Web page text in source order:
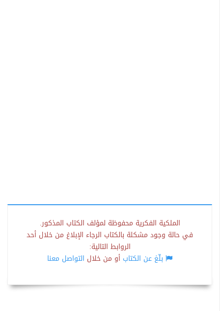
الملكية الفكرية محفوظة لمؤلف الكتاب المذكور.
في حالة وجود مشكلة بالكتاب الرجاء الإبلاغ من خلال أحد
الروابط التالية:
بلّغ عن الكتاب أو من خلال التواصل معنا